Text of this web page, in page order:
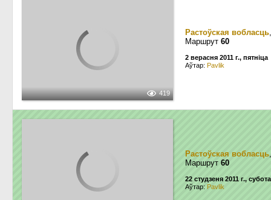
419
Растоўская вобласць
Маршрут 60
2 верасня 2011 г., пятніца
Аўтар: Pavlik
Растоўская вобласць
Маршрут 60
22 студзеня 2011 г., субота
Аўтар: Pavlik